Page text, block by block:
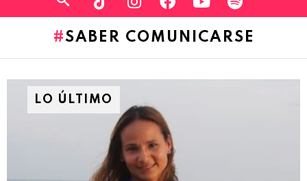
SABER COMUNICARSE
LO ÚLTIMO